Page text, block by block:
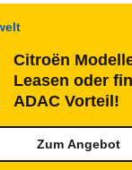
Citroën
Leasen oder
ADAC Vorteil!
Zum Angebot